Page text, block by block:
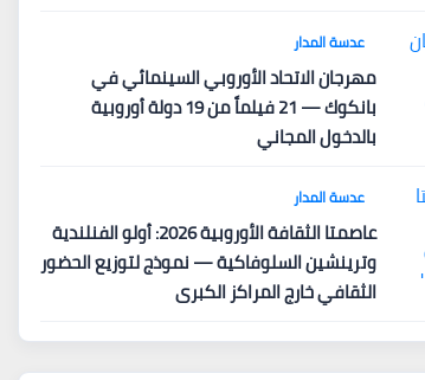
عدسة المدار
مهرجان الاتحاد الأوروبي السينمائي في
بانكوك — 21 فيلماً من 19 دولة أوروبية
بالدخول المجاني
عدسة المدار
عاصمتا الثقافة الأوروبية 2026: أولو الفنلندية
وترينشين السلوفاكية — نموذج لتوزيع الحضور
الثقافي خارج المراكز الكبرى